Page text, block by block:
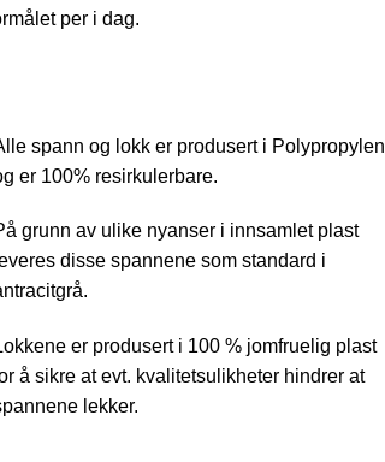
per i dag.
spann og lokk er produsert i Polypropylen
er 100% resirkulerbare.
grunn av ulike nyanser i innsamlet plast
disse spannene som standard i
er produsert i 100 % jomfruelig plast
å sikre at evt. kvalitetsulikheter hindrer at
lekker.